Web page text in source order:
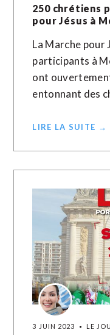
250 chrétiens
pour Jésus à
La Marche pour
participants à
ont
entonnant des
LIRE LA SUITE →
3 JUIN 2023 LE